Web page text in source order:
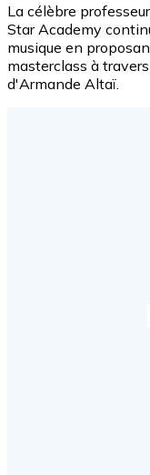
La célèbre
Star Academy
musique en
masterclass à
d'Armande Altaï.